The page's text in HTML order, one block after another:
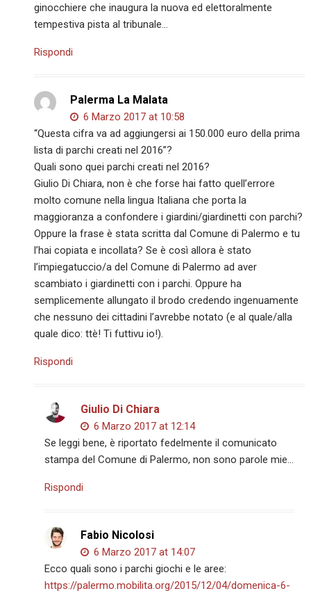
ginocchiere che inaugura la nuova ed elettoralmente
tempestiva pista al tribunale…
Rispondi
Palerma La Malata
6 Marzo 2017 at 10:58
“Questa cifra va ad aggiungersi ai 150.000 euro della prima
lista di parchi creati nel 2016”?
Quali sono quei parchi creati nel 2016?
Giulio Di Chiara, non è che forse hai fatto quell’errore
molto comune nella lingua Italiana che porta la
maggioranza a confondere i giardini/giardinetti con parchi?
Oppure la frase è stata scritta dal Comune di Palermo e tu
l’hai copiata e incollata? Se è così allora è stato
l’impiegatuccio/a del Comune di Palermo ad aver
scambiato i giardinetti con i parchi. Oppure ha
semplicemente allungato il brodo credendo ingenuamente
che nessuno dei cittadini l’avrebbe notato (e al quale/alla
quale dico: ttè! Ti futtivu io!).
Rispondi
Giulio Di Chiara
6 Marzo 2017 at 12:14
Se leggi bene, è riportato fedelmente il comunicato
stampa del Comune di Palermo, non sono parole mie…
Rispondi
Fabio Nicolosi
6 Marzo 2017 at 14:07
Ecco quali sono i parchi giochi e le aree:
https://palermo.mobilita.org/2015/12/04/domenica-6-